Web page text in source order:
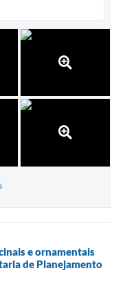
e ornamentais
de Planejamento